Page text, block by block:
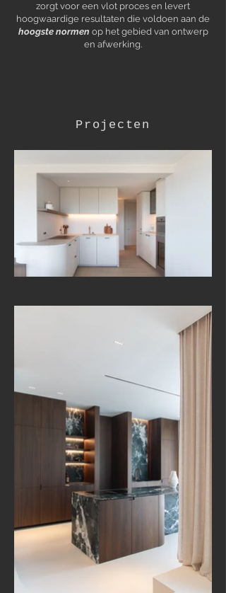
zorgt voor een vlot proces en levert
hoogwaardige resultaten die voldoen aan de
hoogste normen op het gebied van ontwerp
en afwerking.
Projecten